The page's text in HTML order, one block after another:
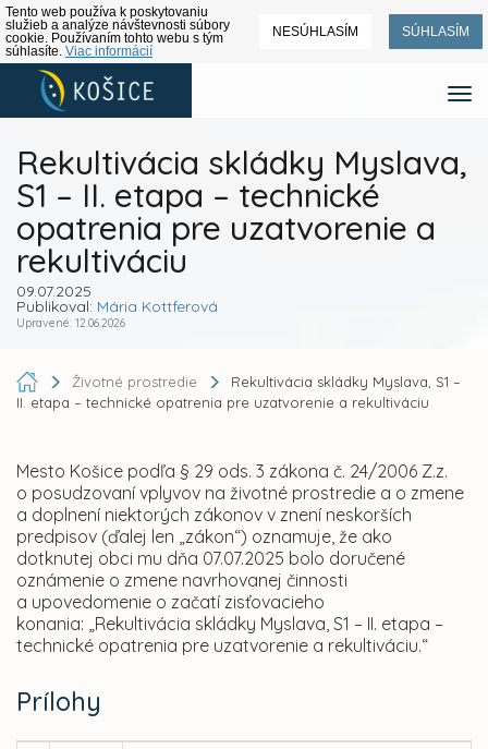
Tento web používa k poskytovaniu
služieb a analýze návštevnosti súbory
cookie. Používaním tohto webu s tým
súhlasíte. Viac informácií
NESÚHLASÍM SÚHLASÍM
Rekultivácia skládky Myslava,
S1 – II. etapa – technické
opatrenia pre uzatvorenie a
rekultiváciu
09.07.2025
Publikoval: Mária Kottferová
Upravené: 12.06.2026
Životné prostredie
Rekultivácia skládky Myslava, S1 –
II. etapa – technické opatrenia pre uzatvorenie a rekultiváciu
Mesto Košice podľa § 29 ods. 3 zákona č. 24/2006 Z.z.
o posudzovaní vplyvov na životné prostredie a o zmene
a doplnení niektorých zákonov v znení neskorších
predpisov (ďalej len „zákon“) oznamuje, že ako
dotknutej obci mu dňa 07.07.2025 bolo doručené
oznámenie o zmene navrhovanej činnosti
a upovedomenie o začatí zisťovacieho
konania: „Rekultivácia skládky Myslava, S1 – II. etapa –
technické opatrenia pre uzatvorenie a rekultiváciu.“
Prílohy